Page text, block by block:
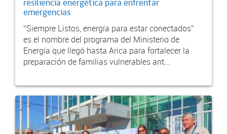
resiliencia energética para enfrentar
emergencias
“Siempre Listos, energía para estar conectados”
es el nombre del programa del Ministerio de
Energía que llegó hasta Arica para fortalecer la
preparación de familias vulnerables ant...